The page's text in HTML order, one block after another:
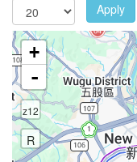
Apply
+
-
z12
R